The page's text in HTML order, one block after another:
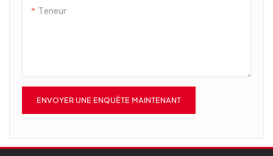
Teneur
ENVOYER UNE ENQUÊTE MAINTENANT